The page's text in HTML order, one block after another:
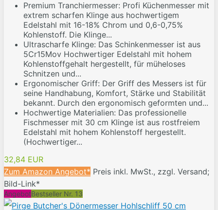
Premium Tranchiermesser: Profi Küchenmesser mit
extrem scharfen Klinge aus hochwertigem
Edelstahl mit 16-18% Chrom und 0,6-0,75%
Kohlenstoff. Die Klinge...
Ultrascharfe Klinge: Das Schinkenmesser ist aus
5Cr15Mov Hochwertiger Edelstahl mit hohem
Kohlenstoffgehalt hergestellt, für müheloses
Schnitzen und...
Ergonomischer Griff: Der Griff des Messers ist für
seine Handhabung, Komfort, Stärke und Stabilität
bekannt. Durch den ergonomisch geformten und...
Hochwertige Materialien: Das professionelle
Fischmesser mit 30 cm Klinge ist aus rostfreiem
Edelstahl mit hohem Kohlenstoff hergestellt.
(Hochwertiger...
32,84 EUR
Zum Amazon Angebot* Preis inkl. MwSt., zzgl. Versand;
Bild-Link*
AngebotBestseller Nr. 13